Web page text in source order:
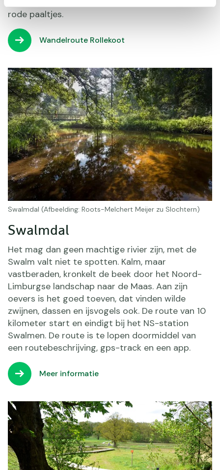
rode paaltjes.
Wandelroute Rollekoot
Swalmdal
Het mag dan geen machtige rivier zijn, met de
Swalm valt niet te spotten. Kalm, maar
vastberaden, kronkelt de beek door het Noord-
Limburgse landschap naar de Maas. Aan zijn
oevers is het goed toeven, dat vinden wilde
zwijnen, dassen en ijsvogels ook. De route van 10
kilometer start en eindigt bij het NS-station
Swalmen. De route is te lopen doormiddel van
een routebeschrijving, gps-track en een app.
Meer informatie
Swalmdal (Afbeelding: Roots-Melchert Meijer zu Slochtern)